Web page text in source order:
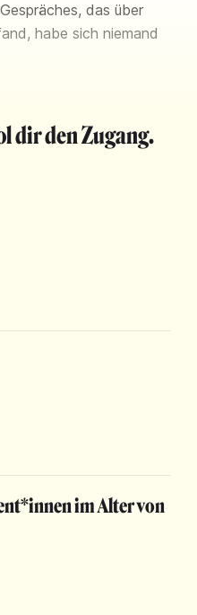
das über
habe sich niemand
dir den Zugang.
im Alter von